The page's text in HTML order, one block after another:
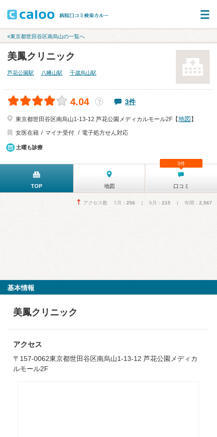
«東京都世田谷区南烏山の一覧へ
美鳳クリニック
芦花公園駅 八幡山駅 千歳烏山駅
4.04 ？ 3件
東京都世田谷区南烏山1-13-12 芦花公園メディカルモール2F【地図 】
女医在籍
マイナ受付 電子処方せん対応
土曜も診療
TOP 地図 口コミ
3件
アクセス数 7月： 256 | 6月： 215 | 年間： 2,567
基本情報
美鳳クリニック
アクセス
〒157-0062東京都世田谷区南烏山1-13-12 芦花公園メディカ
ルモール2F